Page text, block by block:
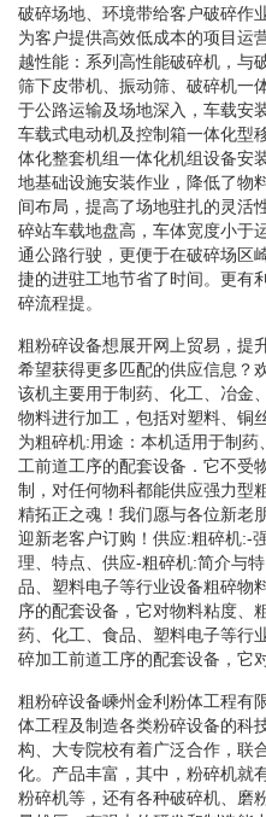
破碎场地、环境带给客户破碎作
为客户提供高效低成本的项目运
越性能：系列高性能破碎机，与
筛下皮带机、振动筛、破碎机一
于公路运输及场地深入，车载安
车载式电动机及控制箱一体化型
体化整套机组一体化机组设备安
地基础设施安装作业，降低了物
间布局，提高了场地驻扎的灵活
碎站车载地盘高，车体宽度小于
通公路行驶，更便于在破碎场区
捷的进驻工地节省了时间。更有
碎流程提。
粗粉碎设备想展开网上贸易，提
希望获得更多匹配的供应信息？
该机主要用于制药、化工、冶金
物料进行加工，包括对塑料、铜
为粗碎机:用途：本机适用于制
工前道工序的配套设备．它不受
制，对任何物科都能供应强力型
精拓正之魂！我们愿与各位新老
迎新老客户订购！供应:粗碎机:-
理、特点、供应-粗碎机:简介与
品、塑料电子等行业设备粗碎物
序的配套设备，它对物料粘度、
药、化工、食品、塑料电子等行
碎加工前道工序的配套设备，它
粗粉碎设备嵊州金利粉体工程有
体工程及制造各类粉碎设备的科
构、大专院校有着广泛合作，联
化。产品丰富，其中，粉碎机就
粉碎机等，还有各种破碎机、磨